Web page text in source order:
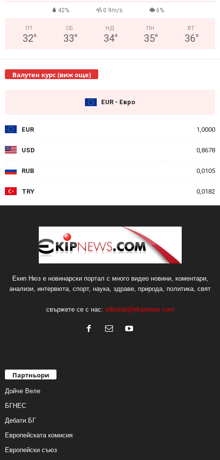
42% 0.9m/s 6%
ПТ
32°
СБ
33°
НД
34°
ПН
35°
ВТ
36°
Валутен курс (виж още)
EUR - Евро
EUR 1,0000
USD 0,8678
RUB 0,0105
TRY 0,0182
Екип Нюз е новинарски портал с много видео новини, коментари,
анализи, интервюта, спорт, наука, здраве, природа, политика, свят
свържете се с нас: editorial@ekipnews.com
Партньори
Дойче Веле
БГНЕС
Дебати.БГ
Европейската комисия
Европейски съюз